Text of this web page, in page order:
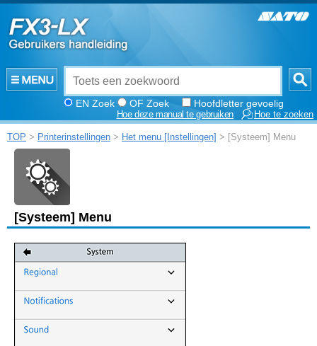
EN Zoek OF Zoek Hoofdletter gevoelig
Hoe te zoeken
Hoe deze manual te gebruiken
TOP > Printerinstellingen > Het menu [Instellingen] > [Systeem] Menu
[Systeem] Menu